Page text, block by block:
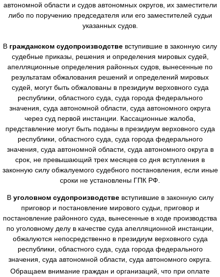
автономной области и судов автономных округов, их заместители
либо по поручению председателя или его заместителей судьи
указанных судов.
В гражданском судопроизводстве вступившие в законную силу
судебные приказы, решения и определения мировых судей,
апелляционные определения районных судов, вынесенные по
результатам обжалования решений и определений мировых
судей, могут быть обжалованы в президиум верховного суда
республики, областного суда, суда города федерального
значения, суда автономной области, суда автономного округа
через суд первой инстанции. Кассационные жалоба,
представление могут быть поданы в президиум верховного суда
республики, областного суда, суда города федерального
значения, суда автономной области, суда автономного округа в
срок, не превышающий трех месяцев со дня вступления в
законную силу обжалуемого судебного постановления, если иные
сроки не установлены ГПК РФ.
В уголовном судопроизводствевступившие в законную силу
приговор и постановление мирового судьи, приговор и
постановление районного суда, вынесенные в ходе производства
по уголовному делу в качестве суда апелляционной инстанции,
обжалуются непосредственно в президиум верховного суда
республики, областного суда, суда города федерального
значения, суда автономной области, суда автономного округа.
Обращаем внимание граждан и организаций, что при оплате